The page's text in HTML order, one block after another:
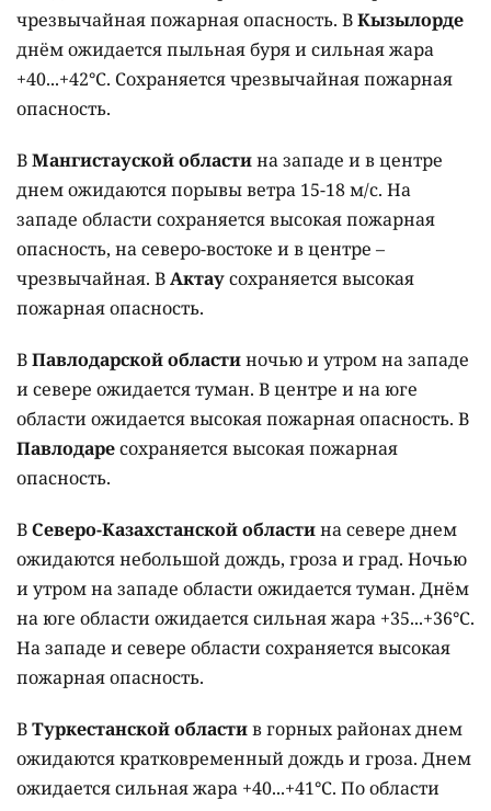
чрезвычайная пожарная опасность. ВКызылорде
днём ожидается пыльная буря и сильная жара
+40...+42°C. Сохраняется чрезвычайная пожарная
опасность.
ВМангистауской областина западе и в центре
днем ожидаются порывы ветра 15-18 м/с. На
западе области сохраняется высокая пожарная
опасность, на северо-востоке и в центре –
чрезвычайная. ВАктаусохраняется высокая
пожарная опасность.
ВПавлодарской областиночью и утром на западе
и севере ожидается туман. В центре и на юге
области ожидается высокая пожарная опасность. В
Павлодаресохраняется высокая пожарная
опасность.
ВСеверо-Казахстанской областина севере днем
ожидаются небольшой дождь, гроза и град. Ночью
и утром на западе области ожидается туман. Днём
на юге области ожидается сильная жара +35...+36°C.
На западе и севере области сохраняется высокая
пожарная опасность.
ВТуркестанской областив горных районах днем
ожидаются кратковременный дождь и гроза. Днем
ожидается сильная жара +40...+41°C. По области